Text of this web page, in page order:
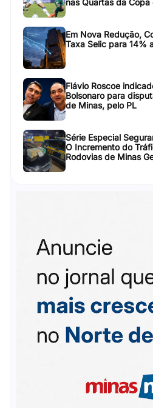
nas Quartas da Copa
Em Nova Redução,
Taxa Selic para 14%
Flávio Roscoe
Bolsonaro para
de Minas, pelo PL
Série Especial
O Incremento do
Rodovias de Minas